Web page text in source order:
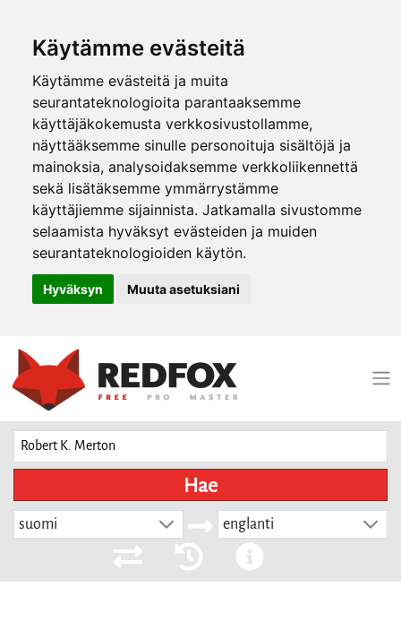
Käytämme evästeitä
Käytämme evästeitä ja muita
seurantateknologioita parantaaksemme
käyttäjäkokemusta verkkosivustollamme,
näyttääksemme sinulle personoituja sisältöjä ja
mainoksia, analysoidaksemme verkkoliikennettä
sekä lisätäksemme ymmärrystämme
käyttäjiemme sijainnista. Jatkamalla sivustomme
selaamista hyväksyt evästeiden ja muiden
seurantateknologioiden käytön.
Hyväksyn Muuta asetuksiani
Hae
suomi englanti